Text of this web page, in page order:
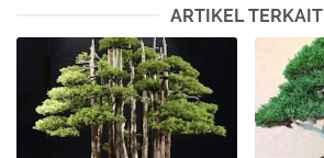
ARTIKEL TERKAIT